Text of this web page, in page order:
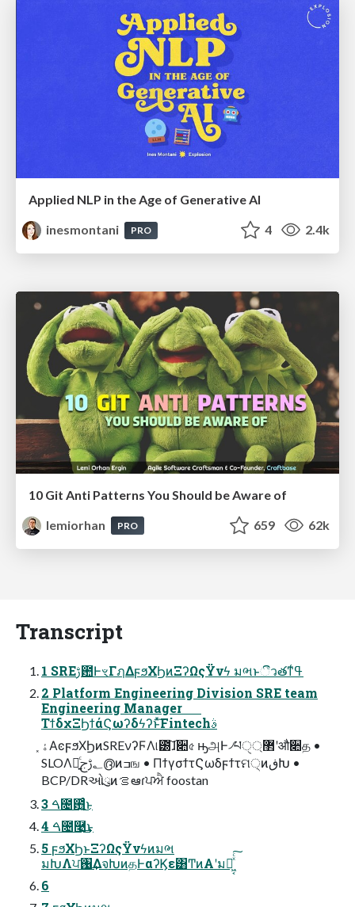
Applied NLP in the Age of Generative AI
inesmontani
PRO 4 2.4k
10 Git Anti Patterns You Should be Aware of
lemiorhan
PRO 659 62k
Transcript
1 SREࢹ఺ͰৼΓฦΔϝϧΧϦͷΞʔΩςΫνϟ มભͱීวతͳߟ͑
2 Platform Engineering Division SRE team
Engineering Manager
ΤϯδχΞϦϯάϚωʔδϟʔͱͯ͠Fintechࣄ
ۀ͓ΑͼϝϧΧϦͷSREνʔϜΛ୲౰͠ɺ૊৫ ԣஅͰ৴པੑ޲্ʹऔ૊த •
SLOΛ༻͍ͨ؂ࢹج൫ͷߏங • ΠϯγσϯτϚωδϝϯτମ੍ͷڧԽ •
BCP/DRઓུͷࡦఆɾਪਐ foostan
3 ࠓ೔఻͍͑ͨ͜ͱ
4 ࠓ೔࿩͢͜ͱ
5 ϝϧΧϦͱΞʔΩςΫνϟͷมભ
มԽΛਪ঑͢ΔจԽͷதͰαʔϏε͸ͲͷΑ͏ʹมԽ͖͔ͯͨ͠
6